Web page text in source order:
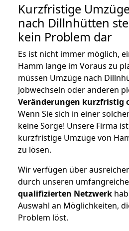
Kurzfristige
nach Dillnhütten
kein Problem dar
Es ist nicht immer möglich,
Hamm lange im Voraus zu
müssen Umzüge nach
Jobwechseln oder anderen
Veränderungen kurzfristig
Wenn Sie sich in einer
keine Sorge! Unsere Firma
kurzfristige Umzüge von
zu lösen.
Wir verfügen über
durch unseren
qualifizierten Netzwerk
Auswahl an Möglichkeiten,
Problem löst.